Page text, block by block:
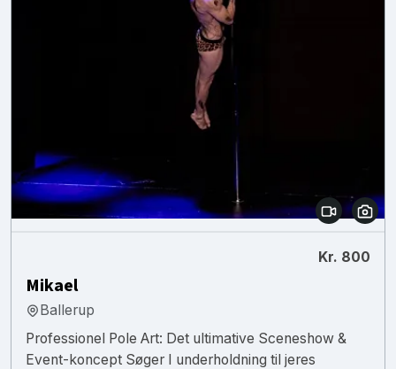
Kr. 800
Mikael
Ballerup
Professionel Pole Art: Det ultimative Sceneshow &
Event-koncept Søger I underholdning til jeres